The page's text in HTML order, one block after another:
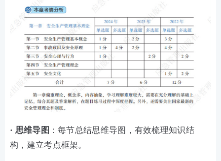
· 思维导图 ：每节总结思维导图，有效梳理知识结
构，建立考点框架。